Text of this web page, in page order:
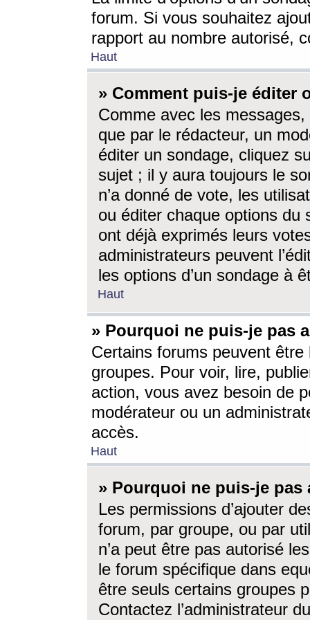
forum. Si vous souhaitez
rapport au nombre autorisé,
Haut
» Comment puis-je éditer
Comme avec les
que par le rédacteur, un
éditer un sondage, cliquez
sujet ; il y aura toujours le
n’a donné de vote, les
ou éditer chaque options du
ont déjà exprimés leurs
administrateurs peuvent
les options d’un sondage à
Haut
» Pourquoi ne puis-je pas
Certains forums peuvent être
groupes. Pour voir, lire,
action, vous avez besoin de
modérateur ou un
accès.
Haut
» Pourquoi ne puis-je
Les permissions d’ajouter
forum, par groupe, ou par
n’a peut être pas autorisé
le forum spécifique dans
être seuls certains groupes
Contactez l’administrateur